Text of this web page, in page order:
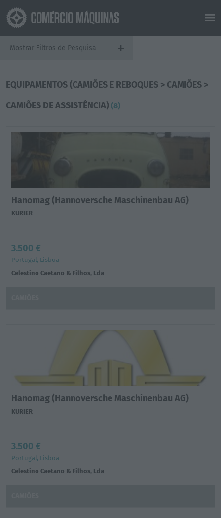
+
Mostrar Filtros de Pesquisa
EQUIPAMENTOS (CAMIÕES E REBOQUES > CAMIÕES >
CAMIÕES DE ASSISTÊNCIA) (8)
Hanomag (Hannoversche Maschinenbau AG)
KURIER
3.500 €
Portugal, Lisboa
Celestino Caetano & Filhos, Lda
Hanomag (Hannoversche Maschinenbau AG)
KURIER
3.500 €
Portugal, Lisboa
Celestino Caetano & Filhos, Lda